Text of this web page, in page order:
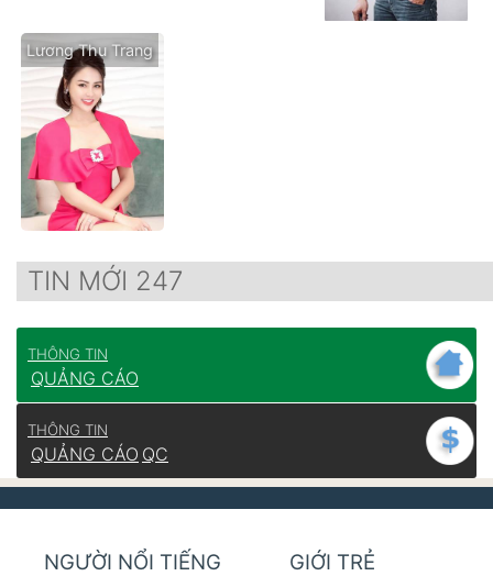
Lương Thu Trang
TIN MỚI 247
THÔNG TIN
QUẢNG CÁO
THÔNG TIN
QUẢNG CÁO QC
NGƯỜI NỔI TIẾNG GIỚI TRẺ